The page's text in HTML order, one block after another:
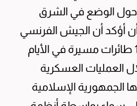
حول الوضع في الشرق
أؤكد أن الجيش الفرنسي
اعترض أقل من 10 طائرات مسيرة في الأيام
العمليات العسكرية
الجمهورية الإسلامية